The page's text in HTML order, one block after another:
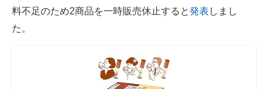
ITの今と未来を見通す
進化するPCとデバイスの未来
料不足のため2商品を一時販売休止すると発表 しまし
た。